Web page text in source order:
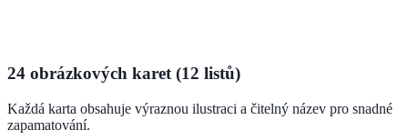
24 obrázkových karet (12 listů)
Každá karta obsahuje výraznou ilustraci a čitelný název pro snadné
zapamatování.